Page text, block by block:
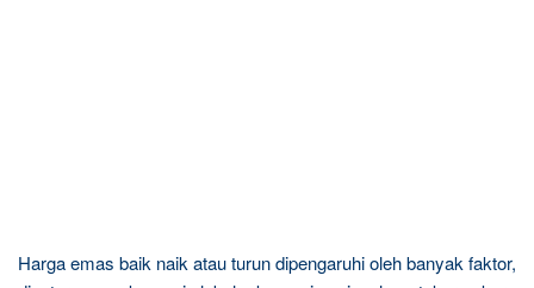
Harga emas baik naik atau turun dipengaruhi oleh banyak faktor,